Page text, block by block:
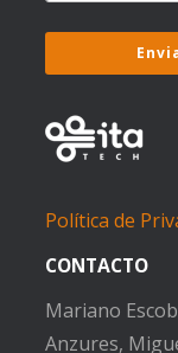
Política de
CONTACTO
Mariano
Anzures,